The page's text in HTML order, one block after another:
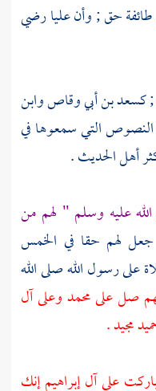
طائفة حق ; وأنعليارضي
;كسعد بن أبي وقاصوابن
النصوص التي سمعوها في
أهل الحديث.
عليه وسلم " لهم من
جعل لهم حقا في الخمس
على رسول الله صلى الله
صل علىمحمدوعلىآل
مجيد .
علىآلإبراهيمإنك